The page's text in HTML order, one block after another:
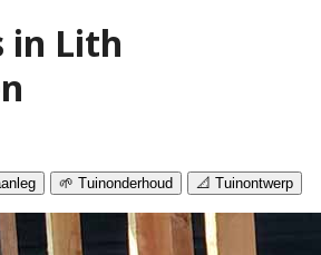
in Lith
🌱 Tuinonderhoud 📐 Tuinontwerp